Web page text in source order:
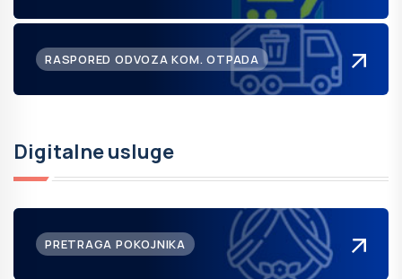
RASPORED ODVOZA KOM. OTPADA
Digitalne usluge
PRETRAGA POKOJNIKA